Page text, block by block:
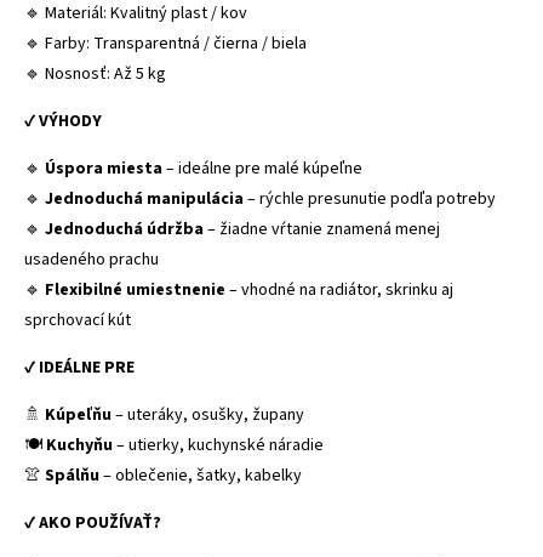
🔹 Materiál: Kvalitný plast / kov
🔹 Farby: Transparentná / čierna / biela
🔹 Nosnosť: Až 5 kg
✔VÝHODY
🔹 Úspora miesta– ideálne pre malé kúpeľne
🔹 Jednoduchá manipulácia– rýchle presunutie podľa potreby
🔹 Jednoduchá údržba– žiadne vŕtanie znamená menej
usadeného prachu
🔹 Flexibilné umiestnenie – vhodné na radiátor, skrinku aj
sprchovací kút
✔ IDEÁLNE PRE
🚿 Kúpeľňu– uteráky, osušky, župany
🍽 Kuchyňu– utierky, kuchynské náradie
👚 Spálňu– oblečenie, šatky, kabelky
✔AKO POUŽÍVAŤ?